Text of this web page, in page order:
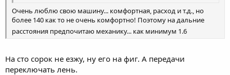
Очень люблю свою машину... комфортная, расход и т.д., но
более 140 как то не очень комфортно! Поэтому на дальние
расстояния предпочитаю механику... как минимум 1.6
На сто сорок не езжу, ну его на фиг. А передачи
переключать лень.